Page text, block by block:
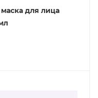
для лица